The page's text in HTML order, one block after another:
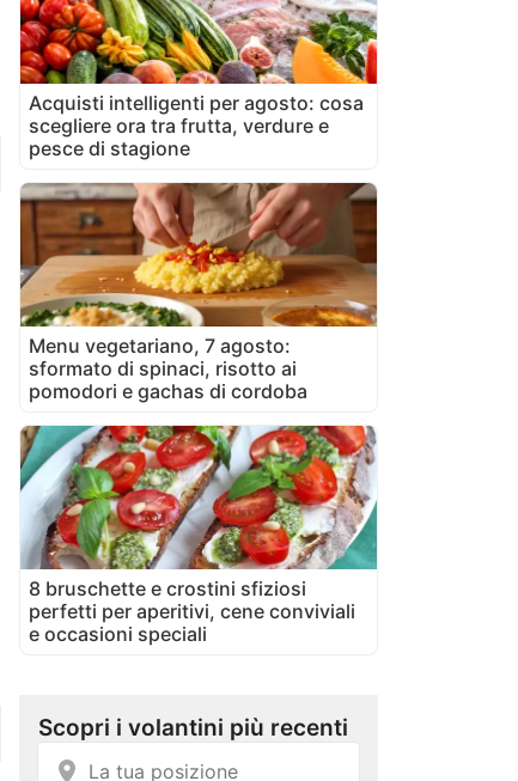
Acquisti intelligenti per agosto: cosa
scegliere ora tra frutta, verdure e
pesce di stagione
Menu vegetariano, 7 agosto:
sformato di spinaci, risotto ai
pomodori e gachas di cordoba
8 bruschette e crostini sfiziosi
perfetti per aperitivi, cene conviviali
e occasioni speciali